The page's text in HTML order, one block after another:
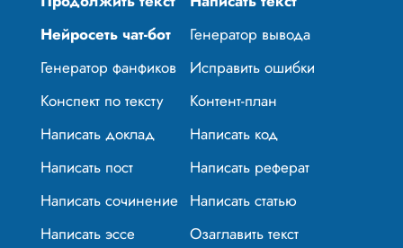
Нейросеть чат-бот
Генератор вывода
Генератор фанфиков
Исправить ошибки
Конспект по тексту
Контент-план
Написать доклад
Написать код
Написать пост
Написать реферат
Написать сочинение Написать статью
Написать эссе
Озаглавить текст